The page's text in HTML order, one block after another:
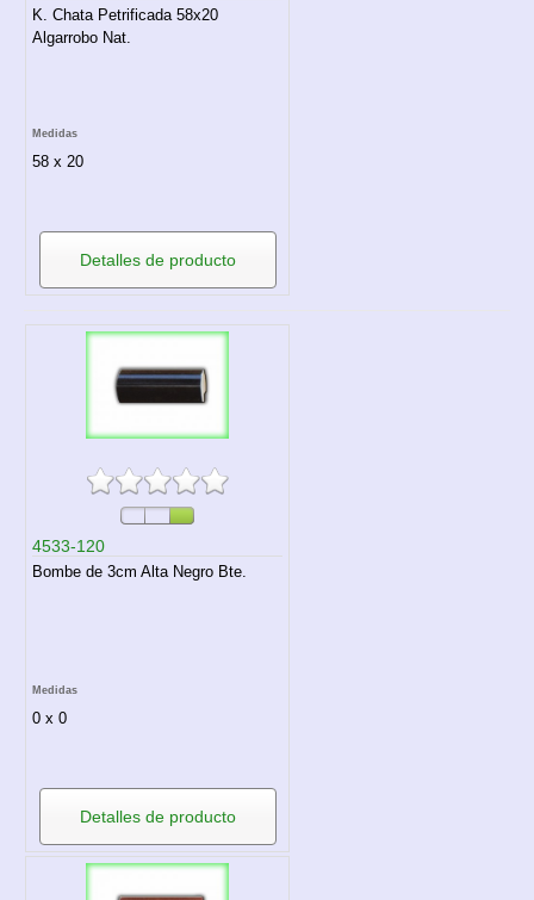
K. Chata Petrificada 58x20
Algarrobo Nat.
Medidas
58 x 20
Detalles de producto
4533-120
Bombe de 3cm Alta Negro Bte.
Medidas
0 x 0
Detalles de producto